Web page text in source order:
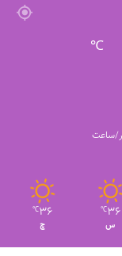
℃
36
℃
س
36
℃
چ